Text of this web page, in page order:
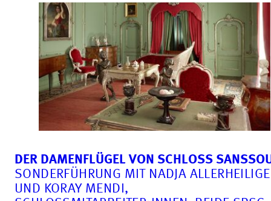
DER DAMENFLÜGEL VON SCHLOSS
SONDERFÜHRUNG MIT NADJA
UND KORAY MENDI,